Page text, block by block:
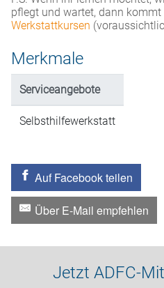
pflegt und wartet, dann
Werkstattkursen
Merkmale
Serviceangebote
Selbsthilfewerkstatt
Auf Facebook teilen
Über E-Mail empfehlen
Jetzt ADFC-